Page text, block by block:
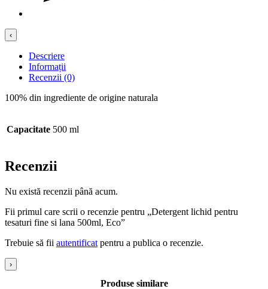
‹
Descriere
Informații
Recenzii (0)
100% din ingrediente de origine naturala
Capacitate 500 ml
Recenzii
Nu există recenzii până acum.
Fii primul care scrii o recenzie pentru „Detergent lichid pentru
tesaturi fine si lana 500ml, Eco”
Trebuie să fii autentificat pentru a publica o recenzie.
›
Produse similare